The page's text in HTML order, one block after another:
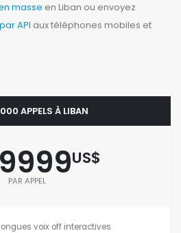
masse en Liban ou envoyez
API aux téléphones mobiles et
APPELS À LIBAN
US$
PAR APPEL
voix off interactives